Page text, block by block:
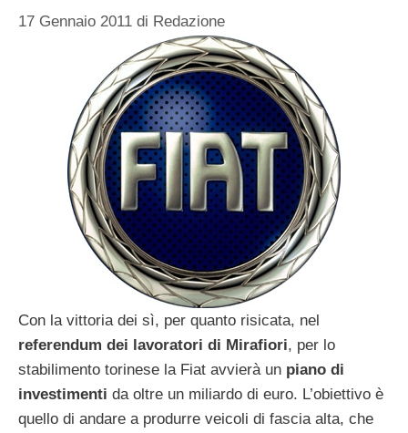
17 Gennaio 2011 di Redazione
Con la vittoria dei sì, per quanto risicata, nel
referendum dei lavoratori di Mirafiori, per lo
stabilimento torinese la Fiat avvierà un piano di
investimenti da oltre un miliardo di euro. L’obiettivo è
quello di andare a produrre veicoli di fascia alta, che